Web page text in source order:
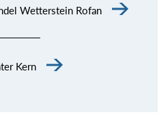
Wetterstein Rofan
Kern